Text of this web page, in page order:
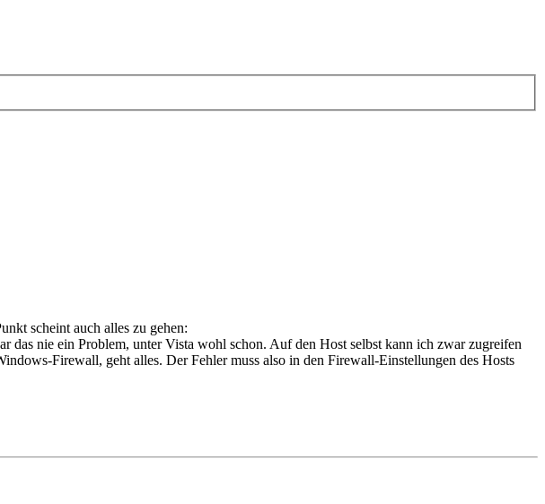
scheint auch alles zu gehen:
nie ein Problem, unter Vista wohl schon. Auf den Host selbst kann ich zwar zugreifen
Firewall, geht alles. Der Fehler muss also in den Firewall-Einstellungen des Hosts